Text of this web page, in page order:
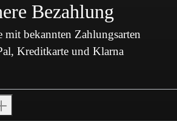
Bezahlung
mit bekannten Zahlungsarten
Kreditkarte und Klarna